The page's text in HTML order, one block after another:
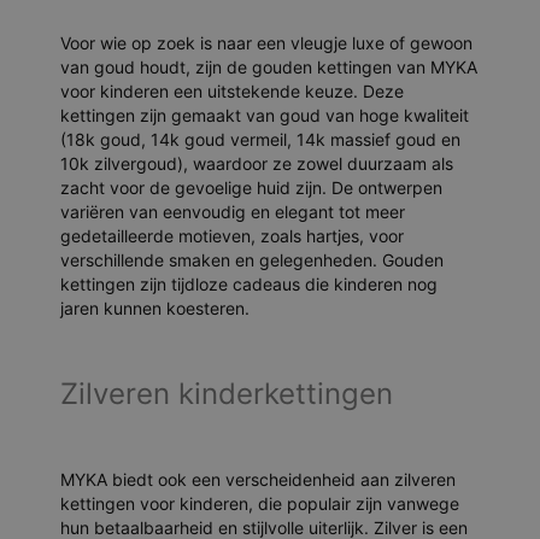
Voor wie op zoek is naar een vleugje luxe of gewoon
van goud houdt, zijn de gouden kettingen van MYKA
voor kinderen een uitstekende keuze. Deze
kettingen zijn gemaakt van goud van hoge kwaliteit
(18k goud, 14k goud vermeil, 14k massief goud en
10k zilvergoud), waardoor ze zowel duurzaam als
zacht voor de gevoelige huid zijn. De ontwerpen
variëren van eenvoudig en elegant tot meer
gedetailleerde motieven, zoals hartjes, voor
verschillende smaken en gelegenheden. Gouden
kettingen zijn tijdloze cadeaus die kinderen nog
jaren kunnen koesteren.
Zilveren kinderkettingen
MYKA biedt ook een verscheidenheid aan zilveren
kettingen voor kinderen, die populair zijn vanwege
hun betaalbaarheid en stijlvolle uiterlijk. Zilver is een